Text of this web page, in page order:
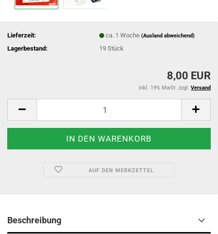
Lieferzeit: ca. 1 Woche(Ausland abweichend)
Lagerbestand: 19Stück
8,00 EUR
inkl. 19% MwSt. zzgl. Versand
AUF DEN MERKZETTEL
Beschreibung